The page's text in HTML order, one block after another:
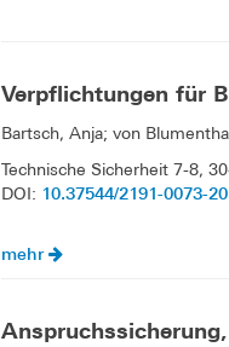
Verpflichtungen für
Bartsch, Anja; von
Technische Sicherheit 7-8,
DOI: 10.37544/2191-0073-
mehr